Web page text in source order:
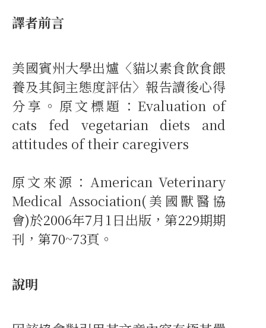
譯者前言
美國賓州大學出爐〈貓以素食飲食餵
養及其飼主態度評估〉報告讀後心得
分享。原文標題：Evaluation of
cats fed vegetarian diets and
attitudes of their caregivers
原文來源：American Veterinary
Medical Association(美國獸醫協
會)於2006年7月1日出版，第229期期
刊，第70~73頁。
說明